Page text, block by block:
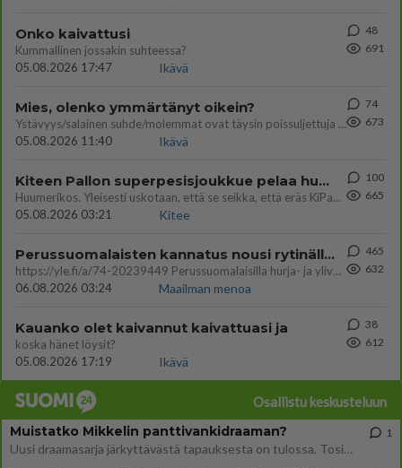
Onko kaivattusi
Kummallinen jossakin suhteessa?
05.08.2026 17:47
Ikävä
48
691
Mies, olenko ymmärtänyt oikein?
Ystävyys/salainen suhde/molemmat ovat täysin poissuljettuja asioita? Nainen
05.08.2026 11:40
Ikävä
74
673
Kiteen Pallon superpesisjoukkue pelaa huumeiden vaikutuksen alaisena
Huumerikos. Yleisesti uskotaan, että se seikka, että eräs KiPan pelaaja kärähtää huumeista, on vain jäävuoren huippu. M
05.08.2026 03:21
Kitee
100
665
Perussuomalaisten kannatus nousi rytinällä Ylen tänään julkaisemassa tuoreimmassa gallup-kyselyssä.
https://yle.fi/a/74-20239449 Perussuomalaisilla hurja- ja ylivoimaisesti suurin nousu tässä uudessa Ylen gallupissa. Kyl
06.08.2026 03:24
Maailman menoa
465
632
Kauanko olet kaivannut kaivattuasi ja
koska hänet löysit?
05.08.2026 17:19
Ikävä
38
612
Osallistu keskusteluun
Muistatko Mikkelin panttivankidraaman?
Uusi draamasarja järkyttävästä tapauksesta on tulossa. Tositapahtumiin perustuva sarja ammentaa vuoden 1986 Mikkelin pan
1